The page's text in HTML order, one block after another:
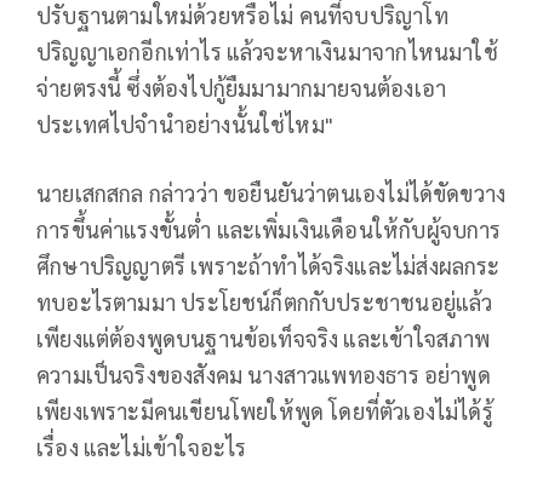
ปรับฐานตามใหม่ด้วยหรือไม่ คนที่จบปริญาโท
ปริญญาเอกอีกเท่าไร แล้วจะหาเงินมาจากไหนมาใช้
จ่ายตรงนี้ ซึ่งต้องไปกู้ยืมมามากมายจนต้องเอา
ประเทศไปจำนำอย่างนั้นใช่ไหม"
นายเสกสกล กล่าวว่า ขอยืนยันว่าตนเองไม่ได้ขัดขวาง
การขึ้นค่าแรงขั้นต่ำ และเพิ่มเงินเดือนให้กับผู้จบการ
ศึกษาปริญญาตรี เพราะถ้าทำได้จริงและไม่ส่งผลกระ
ทบอะไรตามมา ประโยชน์ก็ตกกับประชาชนอยู่แล้ว
เพียงแต่ต้องพูดบนฐานข้อเท็จจริง และเข้าใจสภาพ
ความเป็นจริงของสังคม นางสาวแพทองธาร อย่าพูด
เพียงเพราะมีคนเขียนโพยให้พูด โดยที่ตัวเองไม่ได้รู้
เรื่อง และไม่เข้าใจอะไร